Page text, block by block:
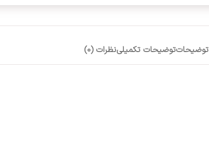
توضیحاتتوضیحات تکمیلینظرات (0)